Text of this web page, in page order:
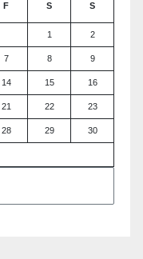
F S S
1 2
7 8 9
14 15 16
21 22 23
28 29 30